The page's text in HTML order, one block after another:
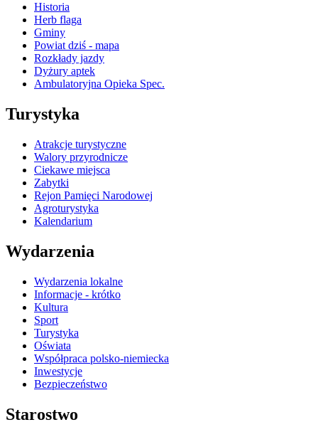
Historia
Herb flaga
Gminy
Powiat dziś - mapa
Rozkłady jazdy
Dyżury aptek
Ambulatoryjna Opieka Spec.
Turystyka
Atrakcje turystyczne
Walory przyrodnicze
Ciekawe miejsca
Zabytki
Rejon Pamięci Narodowej
Agroturystyka
Kalendarium
Wydarzenia
Wydarzenia lokalne
Informacje - krótko
Kultura
Sport
Turystyka
Oświata
Współpraca polsko-niemiecka
Inwestycje
Bezpieczeństwo
Starostwo